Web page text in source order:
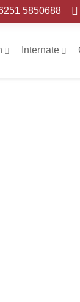
5850688
Internate